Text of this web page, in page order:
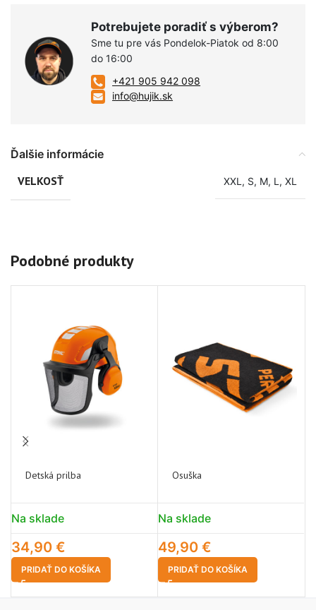
Potrebujete poradiť s výberom?
Sme tu pre vás Pondelok-Piatok od 8:00
do 16:00
+421 905 942 098
info@hujik.sk
Ďalšie informácie
VELKOSŤ
XXL , S, M, L , XL
Podobné produkty
Detská prilba
Na sklade
34,90 €
PRIDAŤ DO KOŠÍKA
Osuška
Na sklade
49,90 €
PRIDAŤ DO KOŠÍKA